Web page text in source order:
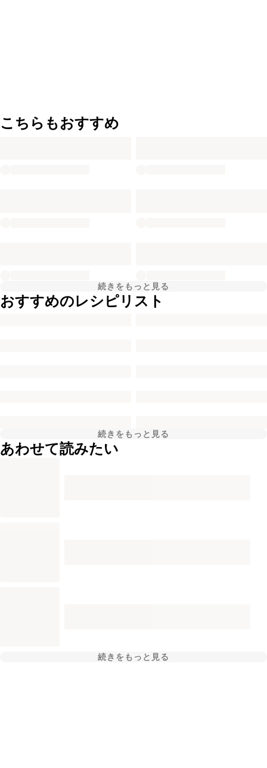
こちらもおすすめ
続きをもっと見る
おすすめのレシピリスト
続きをもっと見る
あわせて読みたい
続きをもっと見る